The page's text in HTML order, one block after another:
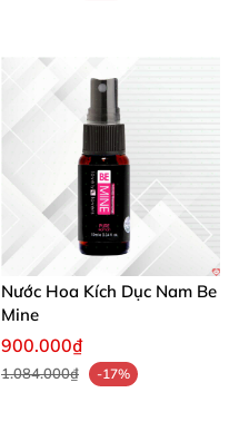
Nước Hoa Kích Dục Nam Be
Mine
900.000₫
1.084.000₫ -17%